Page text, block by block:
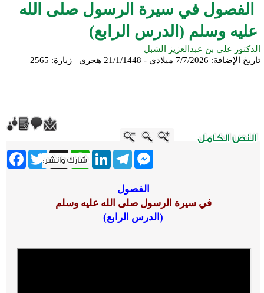
الفصول في سيرة الرسول صلى الله
عليه وسلم (الدرس الرابع)
الدكتور علي بن عبدالعزيز الشبل
تاريخ الإضافة: 7/7/2026 ميلادي - 21/1/1448 هجري زيارة: 2565
Twitter X
WhatsApp
LinkedInTelegram
Messenger
الفصول
في سيرة الرسول صلى الله عليه وسلم
(الدرس الرابع)